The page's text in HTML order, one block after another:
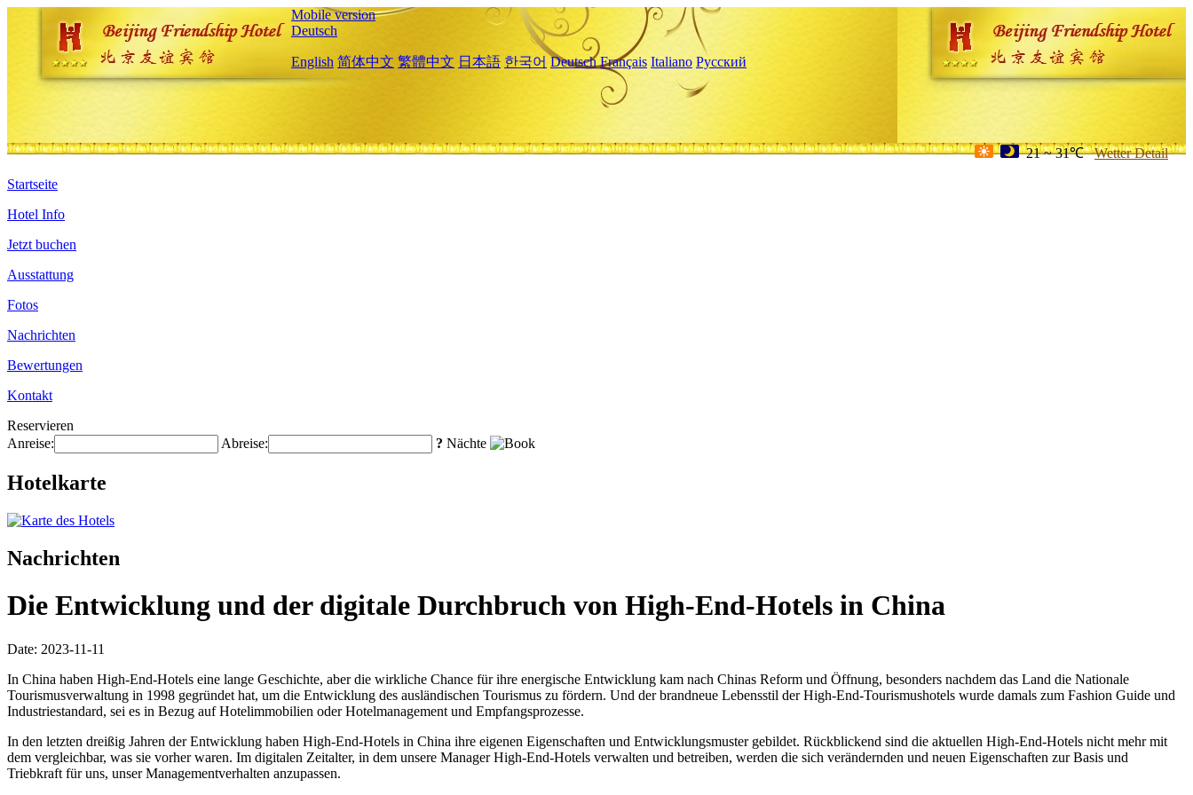
Mobile version
Deutsch
English 简体中文 繁體中文 日本語 한국어 Deutsch Français Italiano Русский
21 ~ 31℃ Wetter Detail
Startseite
Hotel Info
Jetzt buchen
Ausstattung
Fotos
Nachrichten
Bewertungen
Kontakt
Reservieren
Anreise:
Abreise: ? Nächte
Hotelkarte
Nachrichten
Die Entwicklung und der digitale Durchbruch von High-End-Hotels in China
Date: 2023-11-11
In China haben High-End-Hotels eine lange Geschichte, aber die wirkliche Chance für ihre energische Entwicklung kam nach Chinas Reform und Öffnung, besonders nachdem das Land die Nationale
Tourismusverwaltung in 1998 gegründet hat, um die Entwicklung des ausländischen Tourismus zu fördern. Und der brandneue Lebensstil der High-End-Tourismushotels wurde damals zum Fashion Guide und
Industriestandard, sei es in Bezug auf Hotelimmobilien oder Hotelmanagement und Empfangsprozesse.
In den letzten dreißig Jahren der Entwicklung haben High-End-Hotels in China ihre eigenen Eigenschaften und Entwicklungsmuster gebildet. Rückblickend sind die aktuellen High-End-Hotels nicht mehr mit
dem vergleichbar, was sie vorher waren. Im digitalen Zeitalter, in dem unsere Manager High-End-Hotels verwalten und betreiben, werden die sich verändernden und neuen Eigenschaften zur Basis und
Triebkraft für uns, unser Managementverhalten anzupassen.